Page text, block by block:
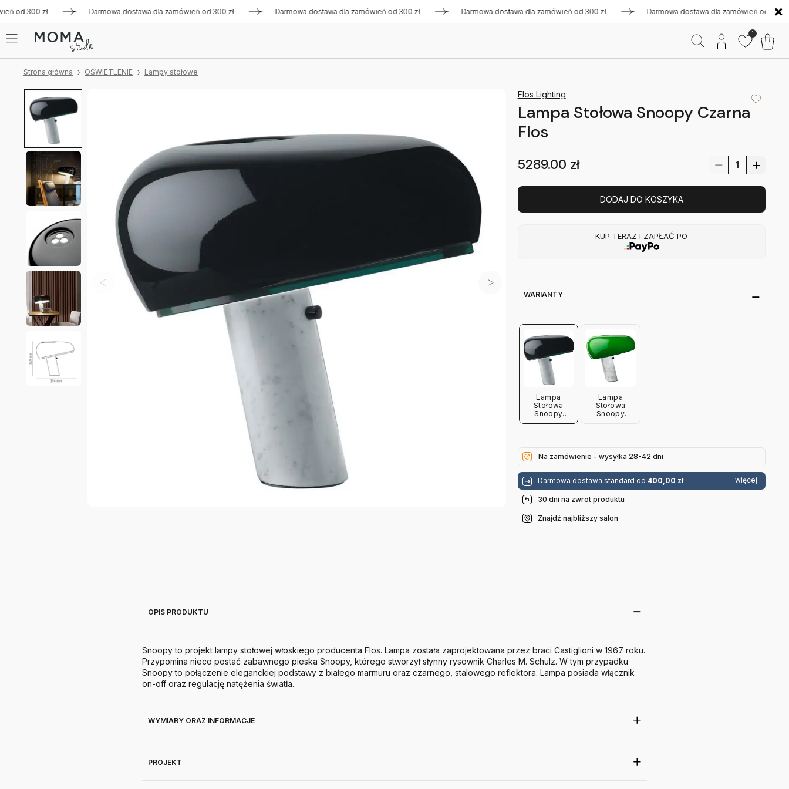
od 300 zł Darmowa dostawa dla zamówień od 300 zł Darmowa dostawa dla zamówień od 300 zł Darmowa dostawa dla zamówień od 300 zł Darmowa dostawa dla zamówień od 300 zł
1
Strona główna OŚWIETLENIE Lampy stołowe
Flos Lighting
Lampa Stołowa Snoopy Czarna
Flos
5289.00 zł
DODAJ DO KOSZYKA
KUP TERAZ I ZAPŁAĆ PO
WARIANTY
Lampa
Stołowa
Snoopy
Czarna Flos
Lampa
Stołowa
Snoopy
Na zamówienie - wysyłka 28-42 dni
Darmowa dostawa standard od 400,00 zł więcej
30 dni na zwrot produktu
Znajdź najbliższy salon
OPIS PRODUKTU
Snoopy to projekt lampy stołowej włoskiego producenta Flos. Lampa została zaprojektowana przez braci Castiglioni w 1967 roku.
Przypomina nieco postać zabawnego pieska Snoopy, którego stworzył słynny rysownik Charles M. Schulz. W tym przypadku
Snoopy to połączenie eleganckiej podstawy z białego marmuru oraz czarnego, stalowego reflektora. Lampa posiada włącznik
on-off oraz regulację natężenia światła.
WYMIARY ORAZ INFORMACJE
PROJEKT